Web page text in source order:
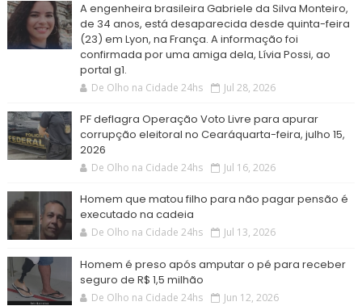
A engenheira brasileira Gabriele da Silva Monteiro,
de 34 anos, está desaparecida desde quinta-feira
(23) em Lyon, na França. A informação foi
confirmada por uma amiga dela, Lívia Possi, ao
portal g1.
De Olho na Cidade 24hs Jul 28, 2026
PF deflagra Operação Voto Livre para apurar
corrupção eleitoral no Cearáquarta-feira, julho 15,
2026
De Olho na Cidade 24hs Jul 16, 2026
Homem que matou filho para não pagar pensão é
executado na cadeia
De Olho na Cidade 24hs Jul 13, 2026
Homem é preso após amputar o pé para receber
seguro de R$ 1,5 milhão
De Olho na Cidade 24hs Jun 12, 2026